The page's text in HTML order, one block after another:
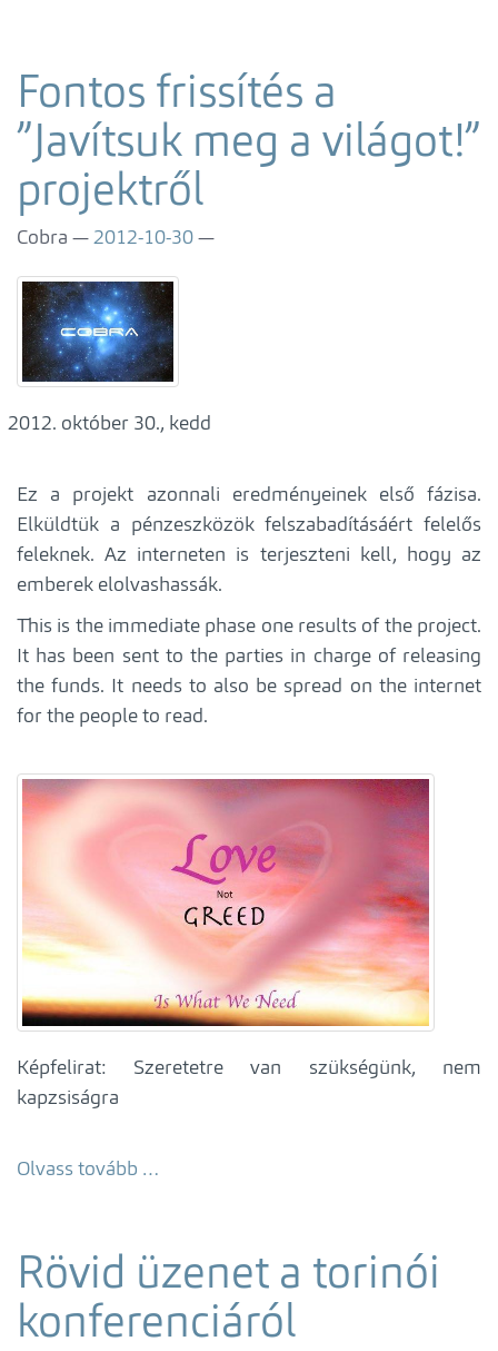
Fontos frissítés a
”Javítsuk meg a világot!”
projektről
Cobra 2012-10-30
október 30., kedd
Ez a projekt azonnali eredményeinek első fázisa.
Elküldtük a pénzeszközök felszabadításáért felelős
feleknek. Az interneten is terjeszteni kell, hogy az
emberek elolvashassák.
This is the immediate phase one results of the project.
It has been sent to the parties in charge of releasing
the funds. It needs to also be spread on the internet
for the people to read.
Képfelirat: Szeretetre van szükségünk, nem
kapzsiságra
Olvass tovább …
Rövid üzenet a torinói
konferenciáról